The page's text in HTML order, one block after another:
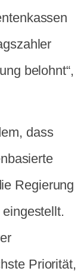
belohnt“,
dass
Regierung
Priorität,